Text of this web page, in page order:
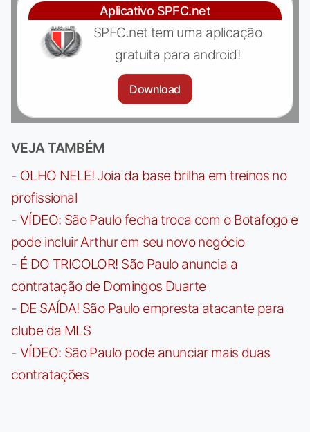
Aplicativo SPFC.net
SPFC.net tem uma aplicação
gratuita para android!
Download
VEJA TAMBÉM
- OLHO NELE! Joia da base brilha em treinos no
profissional
- VÍDEO: São Paulo fecha troca com o Botafogo e
pode incluir Arthur em seu novo negócio
- É DO TRICOLOR! São Paulo anuncia a
contratação de Domingos Duarte
- DE SAÍDA! São Paulo empresta atacante para
clube da MLS
- VÍDEO: São Paulo pode anunciar mais duas
contratações